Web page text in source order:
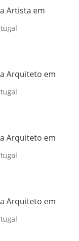
Artista em
Arquiteto em
Arquiteto em
Arquiteto em